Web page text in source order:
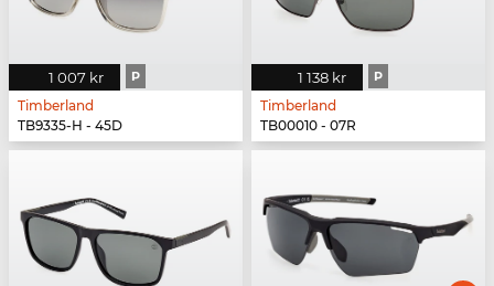
1 007 kr P
Timberland
TB9335-H - 45D
1 138 kr P
Timberland
TB00010 - 07R